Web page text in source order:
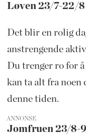
Løven 23/7-22/8
Det blir en rolig
anstrengende
Du trenger ro for
kan ta alt fra noen
denne tiden.
ANNONSE
Jomfruen 23/8-